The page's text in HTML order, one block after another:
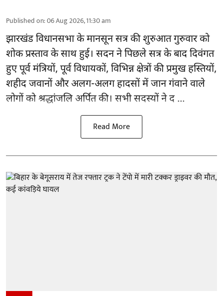
Published on:06 Aug 2026, 11:30 am
झारखंडविधानसभा के मानसून सत्र की शुरुआत गुरुवार को
शोक प्रस्ताव के साथ हुई। सदन ने पिछले सत्र के बाद दिवंगत
हुए पूर्व मंत्रियों, पूर्व विधायकों, विभिन्न क्षेत्रों की प्रमुख हस्तियों,
शहीद जवानों और अलग-अलग हादसों में जान गंवाने वाले
लोगों को श्रद्धांजलि अर्पित की। सभी सदस्यों ने द ...
Read More